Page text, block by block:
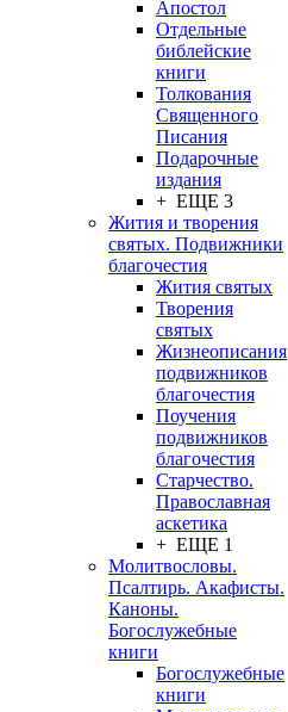
Апостол
Отдельные
библейские
книги
Толкования
Священного
Писания
Подарочные
издания
+ ЕЩЕ 3
Жития и творения
святых. Подвижники
благочестия
Жития святых
Творения
святых
Жизнеописания
подвижников
благочестия
Поучения
подвижников
благочестия
Старчество.
Православная
аскетика
+ ЕЩЕ 1
Молитвословы.
Псалтирь. Акафисты.
Каноны.
Богослужебные
книги
Богослужебные
книги